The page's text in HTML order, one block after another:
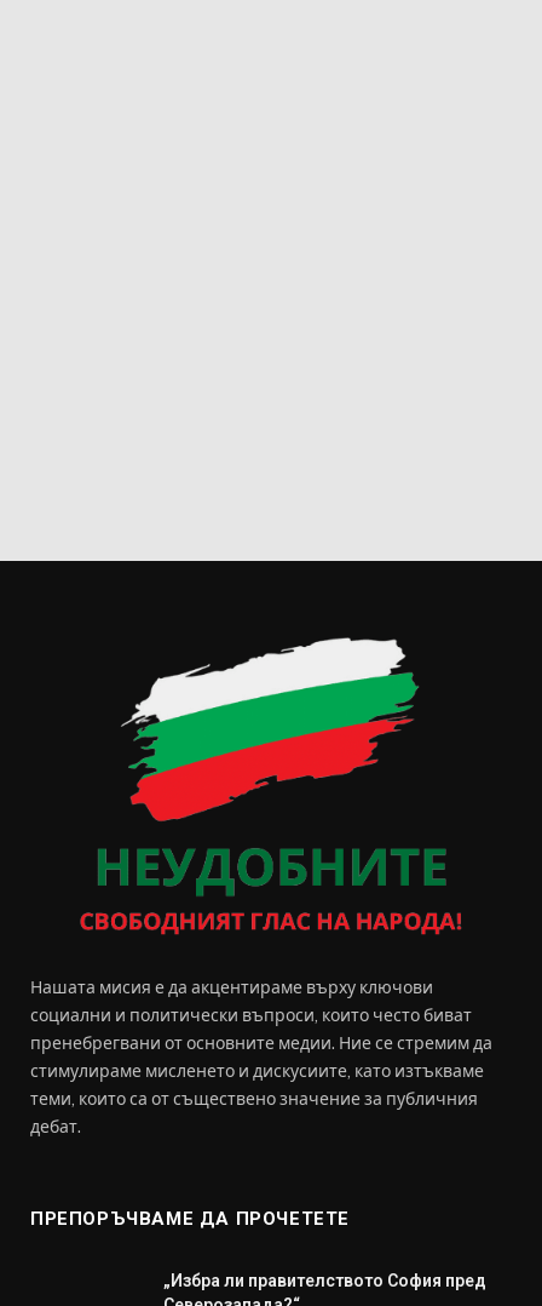
Нашата мисия е да акцентираме върху ключови
социални и политически въпроси, които често биват
пренебрегвани от основните медии. Ние се стремим да
стимулираме мисленето и дискусиите, като изтъкваме
теми, които са от съществено значение за публичния
дебат.
ПРЕПОРЪЧВАМЕ ДА ПРОЧЕТЕТЕ
„Избра ли правителството София пред